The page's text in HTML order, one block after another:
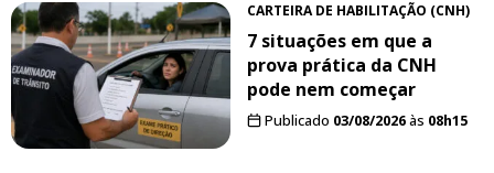
CARTEIRA DE HABILITAÇÃO (CNH)
7 situações em que a
prova prática da CNH
pode nem começar
Publicado 03/08/2026às 08h15